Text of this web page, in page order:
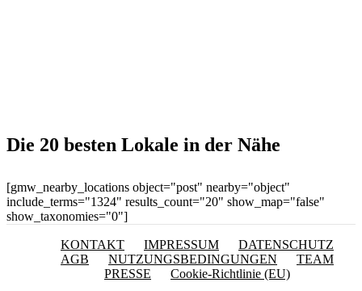
Die 20 besten Lokale in der Nähe
[gmw_nearby_locations object="post" nearby="object"
include_terms="1324" results_count="20" show_map="false"
show_taxonomies="0"]
KONTAKT IMPRESSUM
DATENSCHUTZ
AGB
NUTZUNGSBEDINGUNGEN
TEAM
PRESSE
Cookie-Richtlinie (EU)